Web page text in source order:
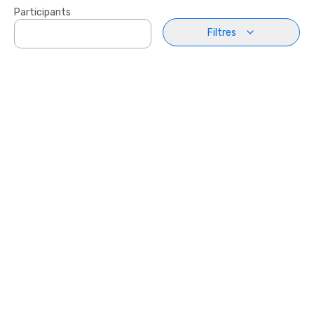
Participants
Filtres